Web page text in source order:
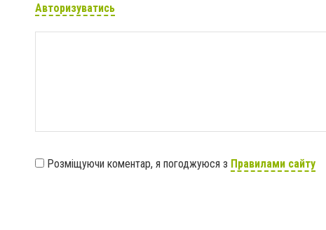
Авторизуватись
Розміщуючи коментар, я погоджуюся з Правилами сайту